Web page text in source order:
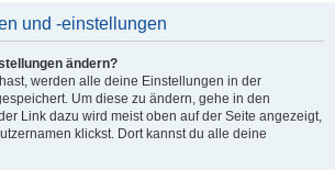
und -einstellungen
ändern?
werden alle deine Einstellungen in der
Um diese zu ändern, gehe in den
Link dazu wird meist oben auf der Seite angezeigt,
klickst. Dort kannst du alle deine